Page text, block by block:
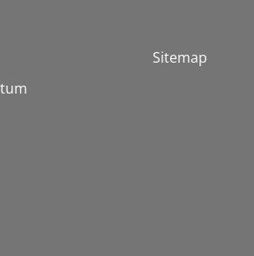
Sitemap